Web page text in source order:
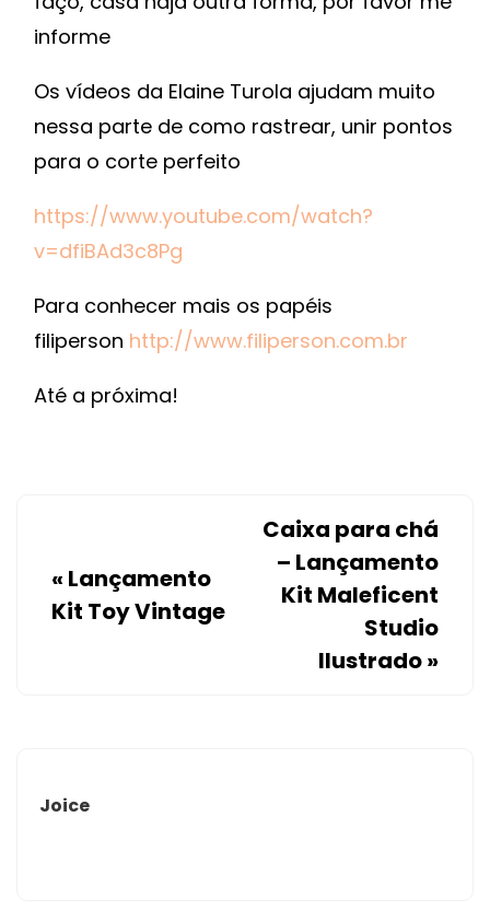
informe
Os vídeos da Elaine Turola ajudam muito
nessa parte de como rastrear, unir pontos
para o corte perfeito
https://www.youtube.com/watch?
v=dfiBAd3c8Pg
Para conhecer mais os papéis
filiperson http://www.filiperson.com.br
Até a próxima!
« Lançamento
Kit Toy Vintage
Caixa para chá
– Lançamento
Kit Maleficent
Studio
Ilustrado»
Joice